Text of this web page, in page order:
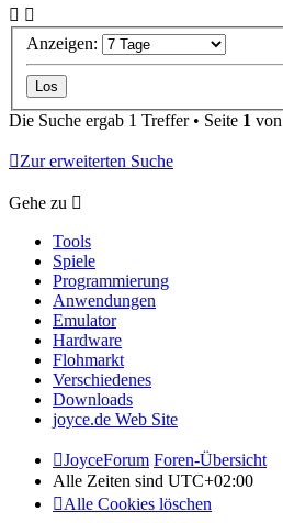
Anzeigen:
Die Suche ergab 1 Treffer • Seite 1 von
Zur erweiterten Suche
Gehe zu
Tools
Spiele
Programmierung
Anwendungen
Emulator
Hardware
Flohmarkt
Verschiedenes
Downloads
joyce.de Web Site
JoyceForum Foren-Übersicht
Alle Zeiten sind UTC+02:00
Alle Cookies löschen